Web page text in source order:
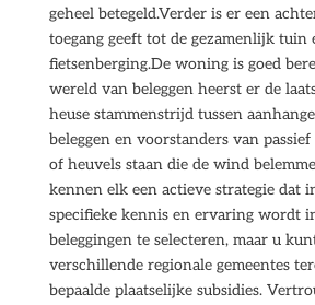
geheel betegeld.Verder is er een
toegang geeft tot de gezamenlijk tuin
fietsenberging.De woning is goed
wereld van beleggen heerst er de
heuse stammenstrijd tussen
beleggen en voorstanders van passief
of heuvels staan die de wind
kennen elk een actieve strategie dat
specifieke kennis en ervaring wordt
beleggingen te selecteren, maar u
verschillende regionale gemeentes
bepaalde plaatselijke subsidies.